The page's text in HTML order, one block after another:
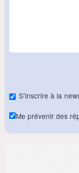
S'inscrire à la
Me prévenir des